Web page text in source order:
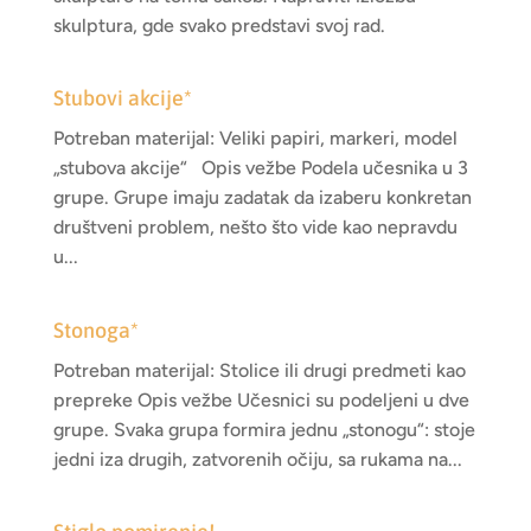
skulptura, gde svako predstavi svoj rad.
Stubovi akcije*
Potreban materijal: Veliki papiri, markeri, model
„stubova akcije“ Opis vežbe Podela učesnika u 3
grupe. Grupe imaju zadatak da izaberu konkretan
društveni problem, nešto što vide kao nepravdu
u...
Stonoga*
Potreban materijal: Stolice ili drugi predmeti kao
prepreke Opis vežbe Učesnici su podeljeni u dve
grupe. Svaka grupa formira jednu „stonogu“: stoje
jedni iza drugih, zatvorenih očiju, sa rukama na...